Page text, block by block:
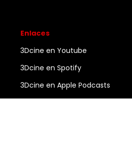
Enlaces
3Dcine en Youtube
3Dcine en Spotify
3Dcine en Apple Podcasts